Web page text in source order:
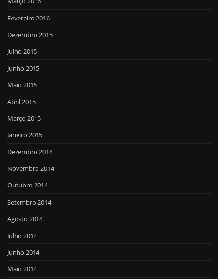
Fevereiro 2016
Dezembro 2015
Julho 2015
Junho 2015
Maio 2015
Abril 2015
Março 2015
Janeiro 2015
Dezembro 2014
Novembro 2014
Outubro 2014
Setembro 2014
Agosto 2014
Julho 2014
Junho 2014
Maio 2014